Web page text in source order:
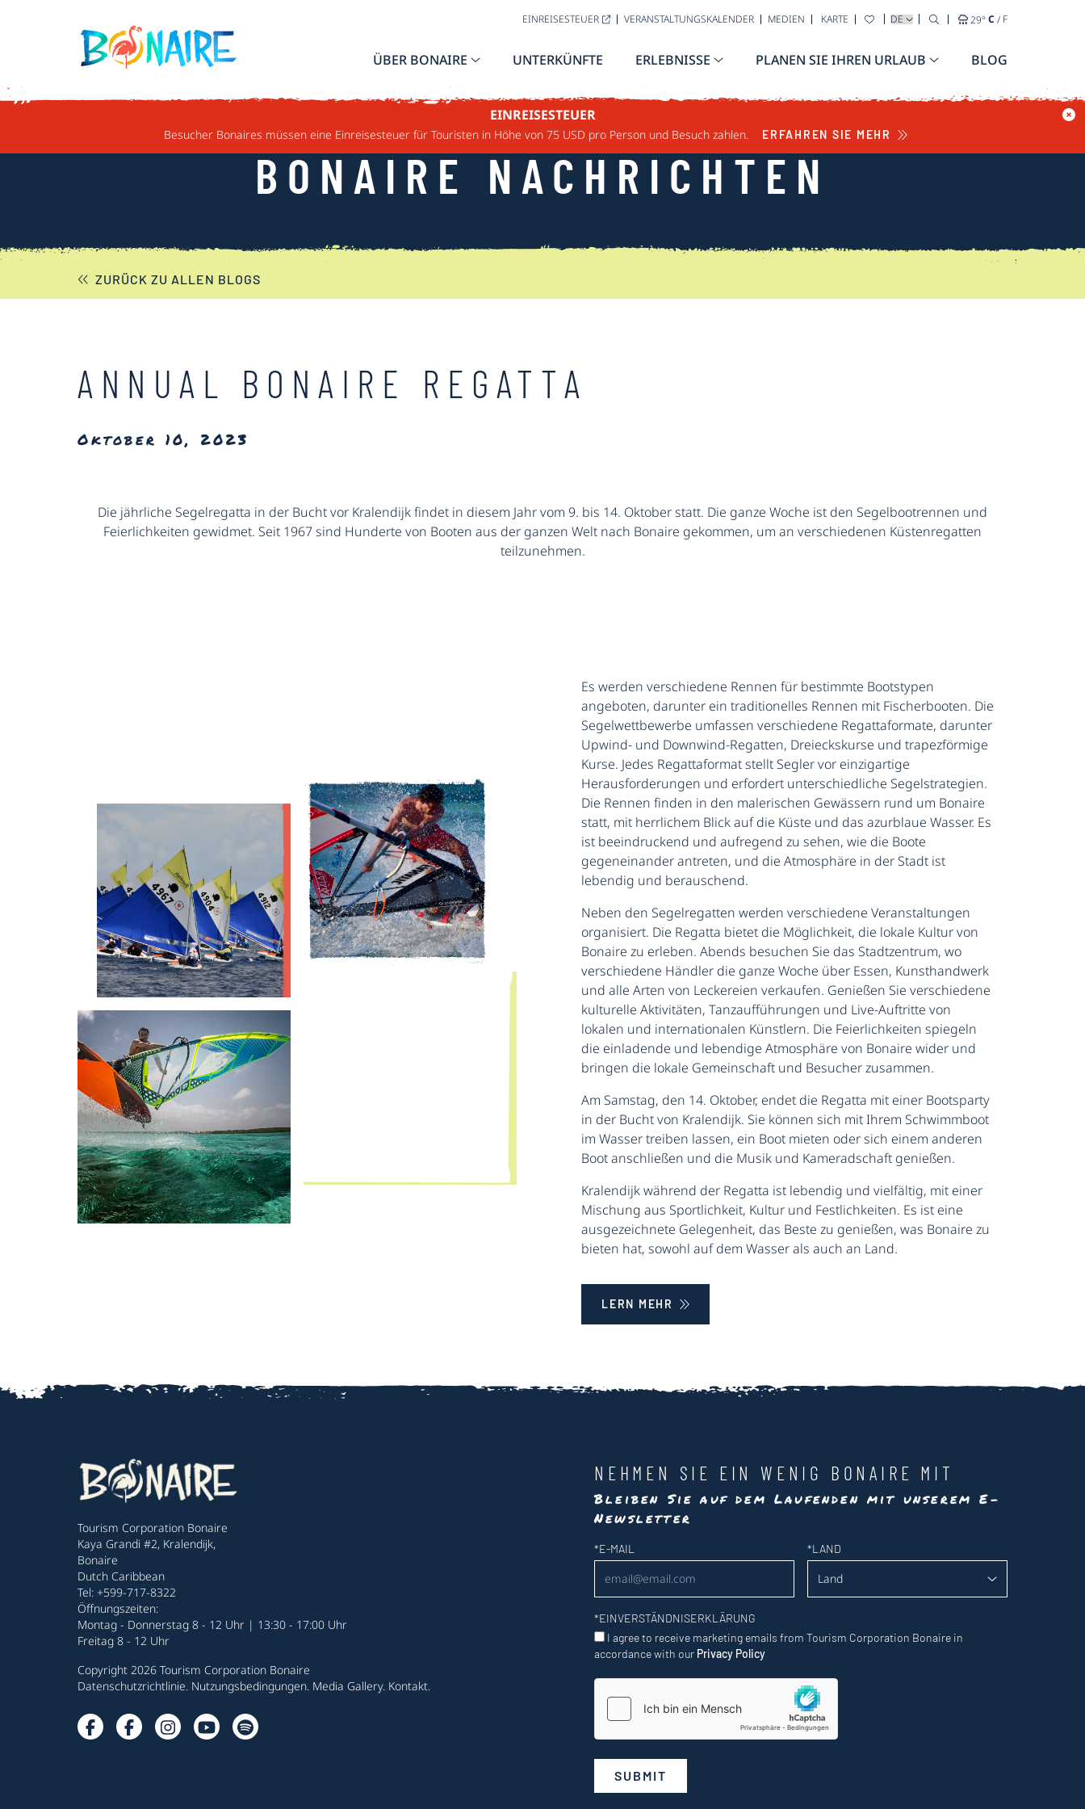
EINREISESTEUER VERANSTALTUNGSKALENDER MEDIEN KARTE WÄHLEN SIE IHRE SPRACHE AUS
29°C / F
ÜBER BONAIRE UNTERKÜNFTE ERLEBNISSE PLANEN SIE IHREN URLAUB BLOG
EINREISESTEUER
Besucher Bonaires müssen eine Einreisesteuer für Touristen in Höhe von 75 USD pro Person und Besuch zahlen. ERFAHREN SIE MEHR
BONAIRE NACHRICHTEN
ZURÜCK ZU ALLEN BLOGS
ANNUAL BONAIRE REGATTA
Oktober 10, 2023
Die jährliche Segelregatta in der Bucht vor Kralendijk findet in diesem Jahr vom 9. bis 14. Oktober statt. Die ganze Woche ist den Segelbootrennen und
Feierlichkeiten gewidmet. Seit 1967 sind Hunderte von Booten aus der ganzen Welt nach Bonaire gekommen, um an verschiedenen Küstenregatten
teilzunehmen.
Es werden verschiedene Rennen für bestimmte Bootstypen
angeboten, darunter ein traditionelles Rennen mit Fischerbooten. Die
Segelwettbewerbe umfassen verschiedene Regattaformate, darunter
Upwind- und Downwind-Regatten, Dreieckskurse und trapezförmige
Kurse. Jedes Regattaformat stellt Segler vor einzigartige
Herausforderungen und erfordert unterschiedliche Segelstrategien.
Die Rennen finden in den malerischen Gewässern rund um Bonaire
statt, mit herrlichem Blick auf die Küste und das azurblaue Wasser. Es
ist beeindruckend und aufregend zu sehen, wie die Boote
gegeneinander antreten, und die Atmosphäre in der Stadt ist
lebendig und berauschend.
Neben den Segelregatten werden verschiedene Veranstaltungen
organisiert. Die Regatta bietet die Möglichkeit, die lokale Kultur von
Bonaire zu erleben. Abends besuchen Sie das Stadtzentrum, wo
verschiedene Händler die ganze Woche über Essen, Kunsthandwerk
und alle Arten von Leckereien verkaufen. Genießen Sie verschiedene
kulturelle Aktivitäten, Tanzaufführungen und Live-Auftritte von
lokalen und internationalen Künstlern. Die Feierlichkeiten spiegeln
die einladende und lebendige Atmosphäre von Bonaire wider und
bringen die lokale Gemeinschaft und Besucher zusammen.
Am Samstag, den 14. Oktober, endet die Regatta mit einer Bootsparty
in der Bucht von Kralendijk. Sie können sich mit Ihrem Schwimmboot
im Wasser treiben lassen, ein Boot mieten oder sich einem anderen
Boot anschließen und die Musik und Kameradschaft genießen.
Kralendijk während der Regatta ist lebendig und vielfältig, mit einer
Mischung aus Sportlichkeit, Kultur und Festlichkeiten. Es ist eine
ausgezeichnete Gelegenheit, das Beste zu genießen, was Bonaire zu
bieten hat, sowohl auf dem Wasser als auch an Land.
LERN MEHR
Tourism Corporation Bonaire
Kaya Grandi #2, Kralendijk,
Bonaire
Dutch Caribbean
Tel: +599-717-8322
Öffnungszeiten:
Montag - Donnerstag 8 - 12 Uhr | 13:30 - 17:00 Uhr
Freitag 8 - 12 Uhr
Copyright 2026 Tourism Corporation Bonaire
Datenschutzrichtlinie. Nutzungsbedingungen. Media Gallery. Kontakt.
NEHMEN SIE EIN WENIG BONAIRE MIT
Bleiben Sie auf dem Laufenden mit unserem E-
Newsletter
Newsletter
*E-MAIL *LAND
*EINVERSTÄNDNISERKLÄRUNG
I agree to receive marketing emails from Tourism Corporation Bonaire in
accordance with our Privacy Policy
SUBMIT